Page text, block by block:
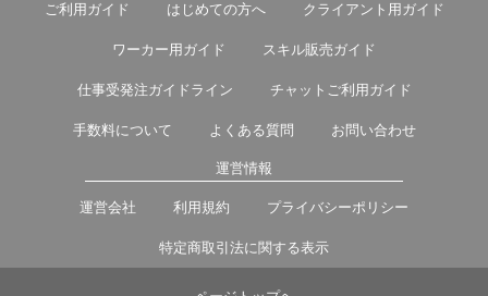
ご利用ガイド はじめての方へ クライアント用ガイド
ワーカー用ガイド スキル販売ガイド
仕事受発注ガイドライン チャットご利用ガイド
手数料について よくある質問 お問い合わせ
運営情報
運営会社 利用規約 プライバシーポリシー
特定商取引法に関する表示